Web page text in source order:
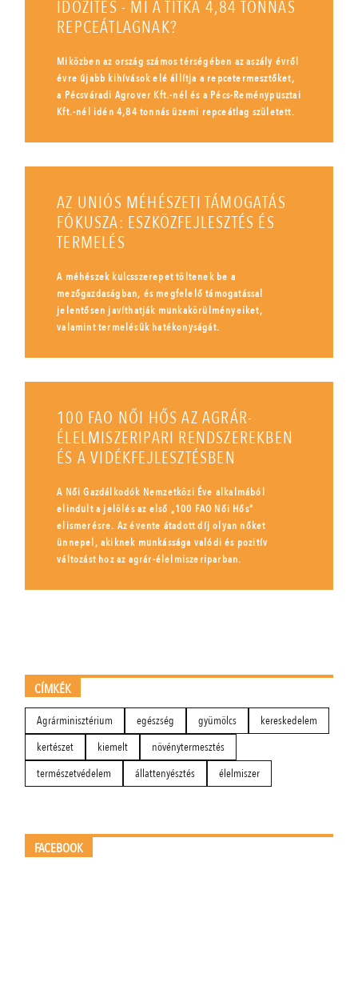
IDŐZÍTÉS - MI A TITKA 4,84 TONNÁS
REPCEÁTLAGNAK?
Miközben az ország számos térségében az aszály évről
évre újabb kihívások elé állítja a repcetermesztőket,
a Pécsváradi Agrover Kft.-nél és a Pécs-Reménypusztai
Kft.-nél idén 4,84 tonnás üzemi repceátlag született.
AZ UNIÓS MÉHÉSZETI TÁMOGATÁS
FÓKUSZA: ESZKÖZFEJLESZTÉS ÉS
TERMELÉS
A méhészek kulcsszerepet töltenek be a
mezőgazdaságban, és megfelelő támogatással
jelentősen javíthatják munkakörülményeiket,
valamint termelésük hatékonyságát.
100 FAO NŐI HŐS AZ AGRÁR-
ÉLELMISZERIPARI RENDSZEREKBEN
ÉS A VIDÉKFEJLESZTÉSBEN
A Női Gazdálkodók Nemzetközi Éve alkalmából
elindult a jelölés az első „100 FAO Női Hős”
elismerésre. Az évente átadott díj olyan nőket
ünnepel, akiknek munkássága valódi és pozitív
változást hoz az agrár-élelmiszeriparban.
CÍMKÉK
Agrárminisztérium egészség gyümölcs
kereskedelem
kertészet
kiemelt
növénytermesztés
természetvédelem
állattenyésztés élelmiszer
FACEBOOK